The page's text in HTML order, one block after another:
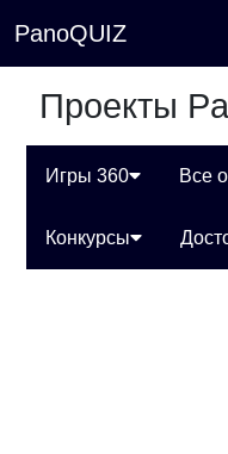
PanoQUIZ
Проекты
Игры 360 Все
Конкурсы